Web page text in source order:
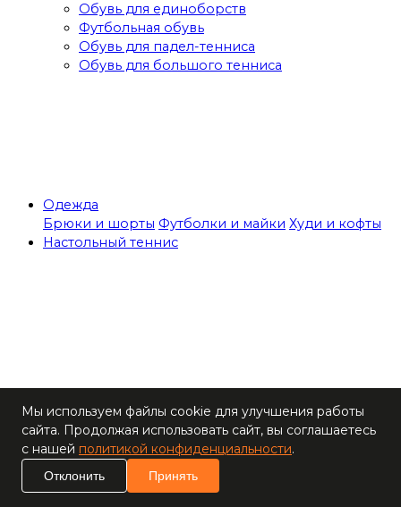
Обувь для единоборств
Футбольная обувь
Обувь для падел-тенниса
Обувь для большого тенниса
Одежда
Брюки и шорты Футболки и майки Худи и кофты
Настольный теннис
Ракетки
Накладки для
ракеток
ракеток
Мы используем файлы cookie для улучшения работы
сайта. Продолжая использовать сайт, вы соглашаетесь
с нашей политикой конфиденциальности.
Отклонить Принять